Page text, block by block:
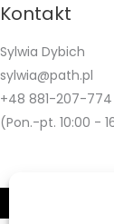
Kontakt
Sylwia Dybich
sylwia@path.pl
+48 881-207-774
(Pon.-pt. 10:00 -